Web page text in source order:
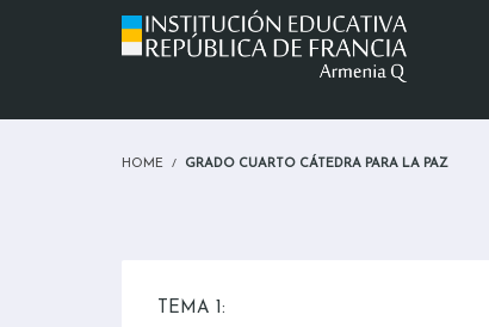
HOME GRADO CUARTO CÁTEDRA PARA LA PAZ
TEMA 1: